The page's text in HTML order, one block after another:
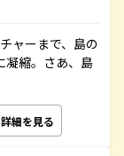
ャーまで、島の
凝縮。さあ、島
詳細を見る